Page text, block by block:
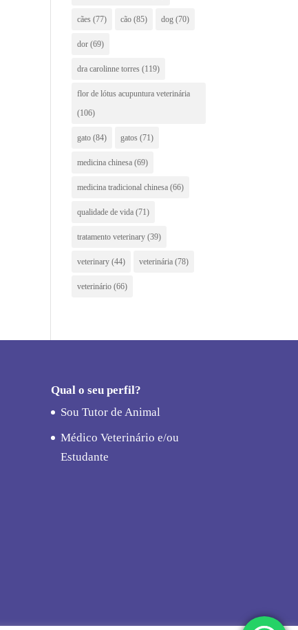
cães (77) cão (85) dog (70)
dor (69)
dra carolinne torres (119)
flor de lótus acupuntura veterinária
(106)
gato (84) gatos (71)
medicina chinesa (69)
medicina tradicional chinesa (66)
qualidade de vida (71)
tratamento veterinary (39)
veterinary (44) veterinária (78)
veterinário (66)
Qual o seu perfil?
Sou Tutor de Animal
Médico Veterinário e/ou
Estudante